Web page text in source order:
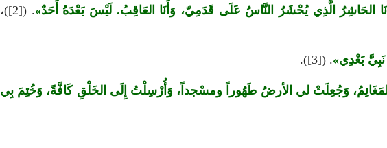
الحَاشِرُ الَّذِي يُحْشَرُ النَّاسُ عَلَى قَدَمِيّ، وَأَنَا العَاقِبُ. لَيْسَ بَعْدَهُ أَحَدٌ
. ([2])،
نَبِيَّ بَعْدِي . ([3]).
وَجُعِلَتْ لي الأرضُ طَهُوراً ومسْجداً، وَأُرْسِلْتُ إِلَى الخَلْقِ كَافَّةً، وَخُتِمَ بِي